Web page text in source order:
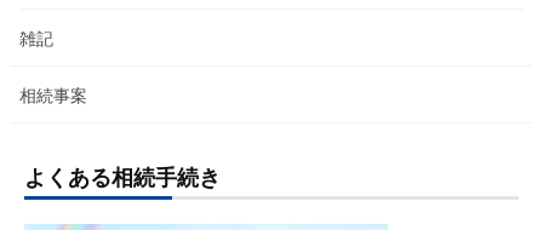
雑記
相続事案
よくある相続手続き